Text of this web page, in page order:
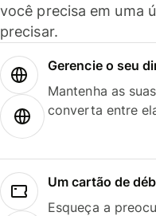
você precisa em uma
precisar.
Gerencie o seu
Mantenha as
converta entre
Um cartão de
Esqueça a